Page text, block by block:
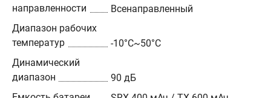
направленности
Всенаправленный
Диапазон рабочих
температур
-10°C~50°C
Динамический
диапазон
90 дБ